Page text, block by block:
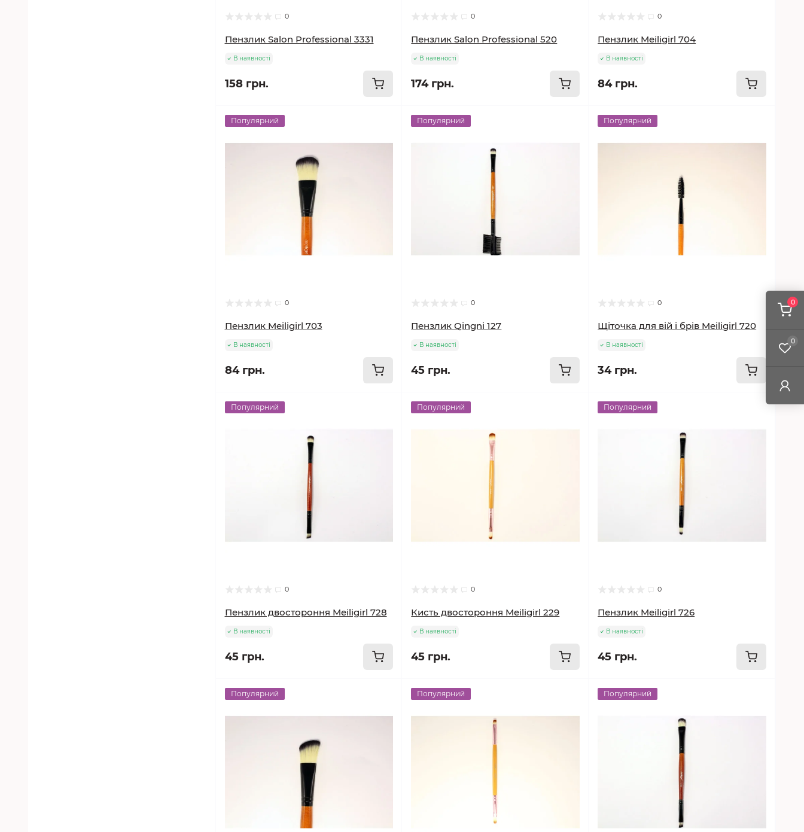
0
0
0
Пензлик Salon Professional 3331
В наявності
158 грн.
0
Пензлик Salon Professional 520
В наявності
174 грн.
0
Пензлик Meiligirl 704
В наявності
84 грн.
Популярний
0
Пензлик Meiligirl 703
В наявності
84 грн.
Популярний
0
Пензлик Qingni 127
В наявності
45 грн.
Популярний
0
Щіточка для вій і брів Meiligirl 720
В наявності
34 грн.
Популярний
0
Пензлик двостороння Meiligirl 728
В наявності
45 грн.
Популярний
0
Кисть двостороння Meiligirl 229
В наявності
45 грн.
Популярний
0
Пензлик Meiligirl 726
В наявності
45 грн.
Популярний Популярний Популярний